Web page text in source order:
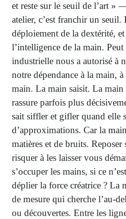
et reste sur le seuil de l’art »
atelier, c’est franchir un seuil.
déploiement de la dextérité,
l’intelligence de la main.
industrielle nous a autorisé à
notre dépendance à la main,
main. La main saisit. La main
rassure parfois plus
sait siffler et gifler quand elle
d’approximations. Car la
matières et de bruits. Reposer
risquer à les laisser vous
s’occuper les mains, si ce
déplier la force créatrice ? La
de mesure qui cherche l’au-
ou découvertes. Entre les